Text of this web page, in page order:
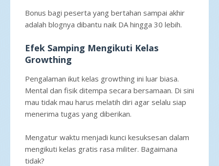
Bonus bagi peserta yang bertahan sampai akhir
adalah blognya dibantu naik DA hingga 30 lebih.
Efek Samping Mengikuti Kelas
Growthing
Pengalaman ikut kelas growthing ini luar biasa.
Mental dan fisik ditempa secara bersamaan. Di sini
mau tidak mau harus melatih diri agar selalu siap
menerima tugas yang diberikan.
Mengatur waktu menjadi kunci kesuksesan dalam
mengikuti kelas gratis rasa militer. Bagaimana
tidak?